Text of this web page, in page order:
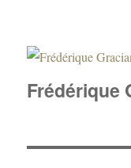
Frédérique